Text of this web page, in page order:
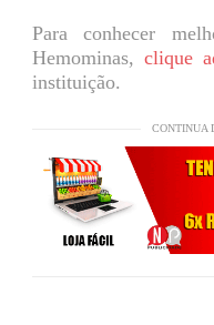
Para conhecer
Hemominas, clique
instituição.
CONTINUA